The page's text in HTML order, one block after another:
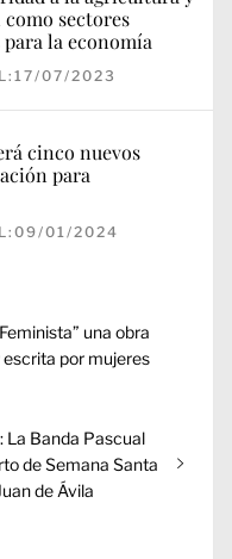
sectores
la economía
07/2023
cinco nuevos
para
01/2024
una obra
por mujeres
Banda Pascual
de Semana Santa
de Ávila